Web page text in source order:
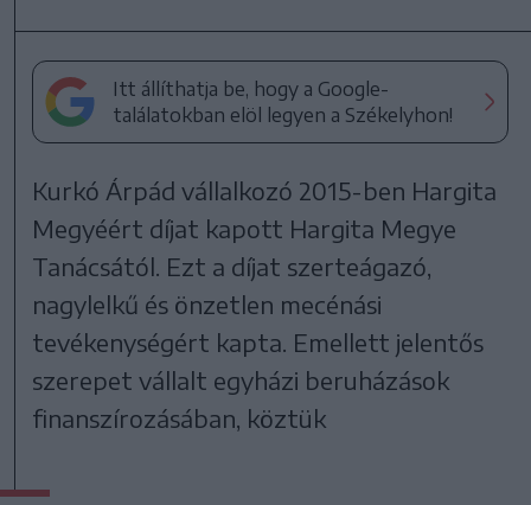
Itt állíthatja be, hogy a Google-
találatokban elöl legyen a Székelyhon!
Kurkó Árpád vállalkozó 2015-ben Hargita
Megyéért díjat kapott Hargita Megye
Tanácsától. Ezt a díjat szerteágazó,
nagylelkű és önzetlen mecénási
tevékenységért kapta. Emellett jelentős
szerepet vállalt egyházi beruházások
finanszírozásában, köztük